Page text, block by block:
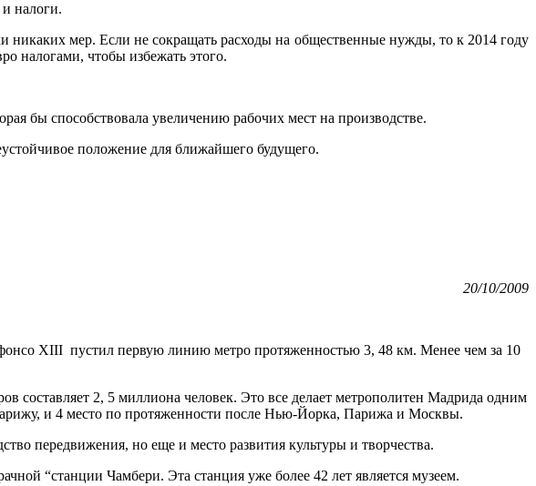
налоги.
мер. Если не сокращать расходы на общественные нужды, то к 2014 году
налогами, чтобы избежать этого.
бы способствовала увеличению рабочих мест на производстве.
положение для ближайшего будущего.
20/10/2009
XIII пустил первую линию метро протяженностью 3, 48 км. Менее чем за 10
составляет 2, 5 миллиона человек. Это все делает метрополитен Мадрида одним
и 4 место по протяженности после Нью-Йорка, Парижа и Москвы.
передвижения, но еще и место развития культуры и творчества.
“станции Чамбери. Эта станция уже более 42 лет является музеем.